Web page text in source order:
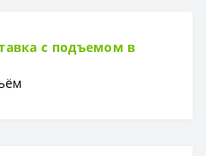
с подъемом в